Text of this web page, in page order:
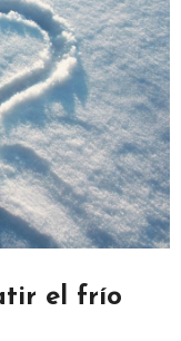
el frío